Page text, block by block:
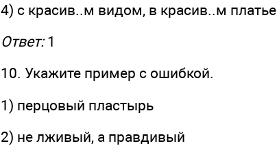
4) с красив..м видом, в красив..м платье
Ответ:1
10. Укажите пример с ошибкой.
1) перцовый пластырь
2) не лживый, а правдивый